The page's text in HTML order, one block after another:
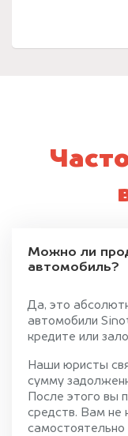
Можно ли
автомобиль?
Да, это
автомобили
кредите или
Наши юристы
сумму
После этого вы
средств. Вам не